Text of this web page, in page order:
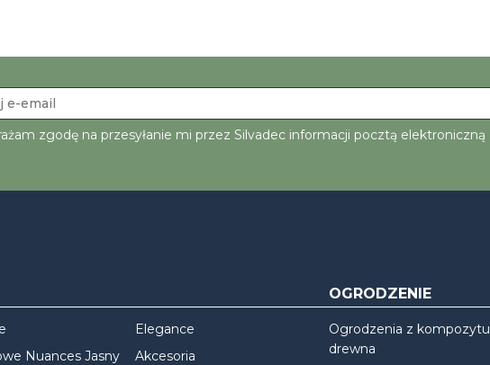
zgodę na przesyłanie mi przez Silvadec informacji pocztą elektroniczną
Nuances Jasny
Elegance
Akcesoria
OGRODZENIE
Ogrodzenia z kompozytu
drewna